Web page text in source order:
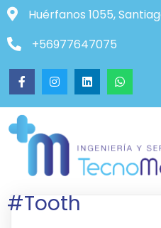
Huérfanos 1055,
+56977647075
#Tooth